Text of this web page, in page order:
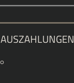
AUSZAHLUNGEN